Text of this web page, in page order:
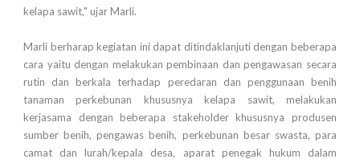
kelapa sawit," ujar Marli.
Marli berharap kegiatan ini dapat ditindaklanjuti dengan beberapa
cara yaitu dengan melakukan pembinaan dan pengawasan secara
rutin dan berkala terhadap peredaran dan penggunaan benih
tanaman perkebunan khususnya kelapa sawit, melakukan
kerjasama dengan beberapa stakeholder khususnya produsen
sumber benih, pengawas benih, perkebunan besar swasta, para
camat dan lurah/kepala desa, aparat penegak hukum dalam